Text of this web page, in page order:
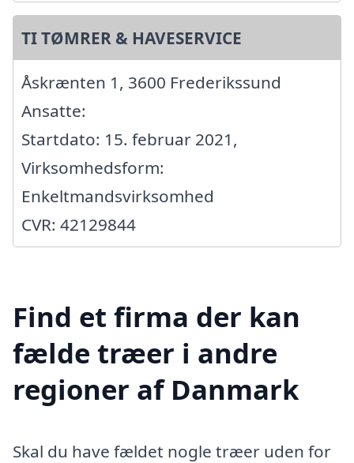
TI TØMRER & HAVESERVICE
Åskrænten 1, 3600 Frederikssund
Ansatte:
Startdato: 15. februar 2021,
Virksomhedsform:
Enkeltmandsvirksomhed
CVR: 42129844
Find et firma der kan
fælde træer i andre
regioner af Danmark
Skal du have fældet nogle træer uden for